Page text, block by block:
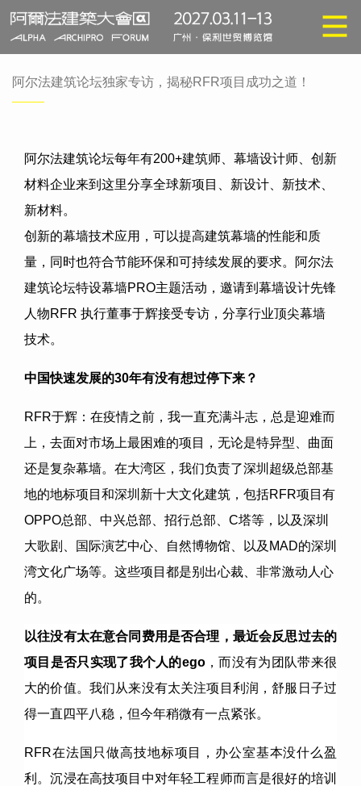
阿尔法建筑论坛独家专访，揭秘RFR项目成功之道！
阿尔法建筑论坛每年有200+建筑师、幕墙设计师、创新
材料企业来到这里分享全球新项目、新设计、新技术、
新材料。
创新的幕墙技术应用，可以提高建筑幕墙的性能和质
量，同时也符合节能环保和可持续发展的要求。阿尔法
建筑论坛特设幕墙PRO主题活动，邀请到幕墙设计先锋
人物RFR 执行董事于辉接受专访，分享行业顶尖幕墙
技术。
中国快速发展的30年有没有想过停下来？
RFR于辉：在疫情之前，我一直充满斗志，总是迎难而
上，去面对市场上最困难的项目，无论是特异型、曲面
还是复杂幕墙。在大湾区，我们负责了深圳超级总部基
地的地标项目和深圳新十大文化建筑， 包括RFR项目有
OPPO总部、中兴总部、招行总部、C塔等，以及深圳
大歌剧、国际演艺中心、自然博物馆、以及MAD的深圳
湾文化广场等。这些项目都是别出心裁、非常激动人心
的。
以往没有太在意合同费用是否合理，最近会反思过去的
项目是否只实现了我个人的ego，而没有为团队带来很
大的价值。我们从来没有太关注项目利润，舒服日子过
得一直四平八稳，但今年稍微有一点紧张。
RFR在法国只做高技地标项目，办公室基本没什么盈
利。沉浸在高技项目中对年轻工程师而言是很好的培训